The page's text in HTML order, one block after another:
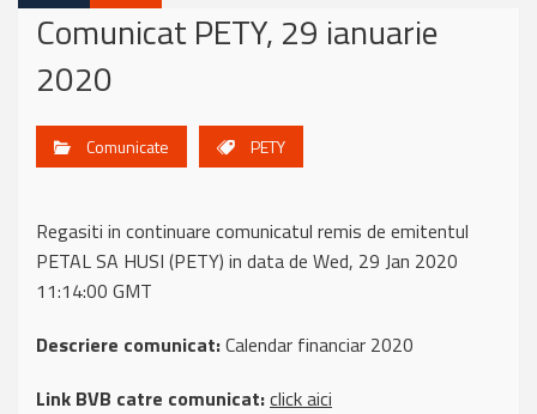
Comunicat PETY, 29 ianuarie
2020
Comunicate PETY
Regasiti in continuare comunicatul remis de emitentul
PETAL SA HUSI (PETY) in data de Wed, 29 Jan 2020
11:14:00 GMT
Descriere comunicat:Calendar financiar 2020
Link BVB catre comunicat:click aici